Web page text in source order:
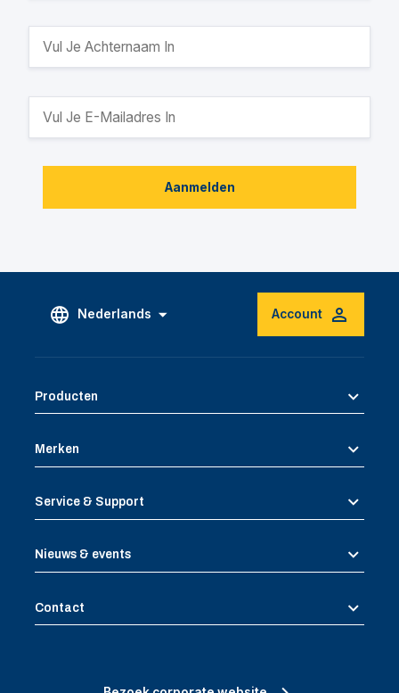
Aanmelden
Nederlands Account
Producten
Merken
Service & Support
Nieuws & events
Contact